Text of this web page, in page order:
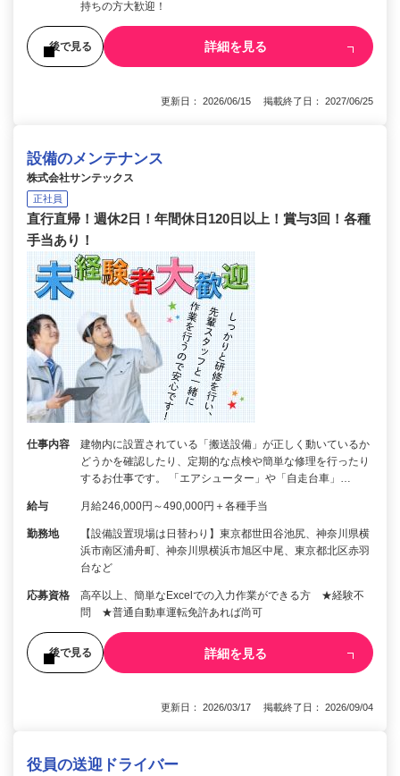
持ちの方大歓迎！
後で見る 詳細を見る
更新日： 2026/06/15 掲載終了日： 2027/06/25
設備のメンテナンス
株式会社サンテックス
正社員
直行直帰！週休2日！年間休日120日以上！賞与3回！各種
手当あり！
仕事内容
建物内に設置されている「搬送設備」が正しく動いているか
どうかを確認したり、定期的な点検や簡単な修理を行ったり
するお仕事です。 「エアシューター」や「自走台車」…
給与 月給246,000円～490,000円＋各種手当
勤務地
【設備設置現場は日替わり】東京都世田谷池尻、神奈川県横
浜市南区浦舟町、神奈川県横浜市旭区中尾、東京都北区赤羽
台など
応募資格
高卒以上、簡単なExcelでの入力作業ができる方 ★経験不
問 ★普通自動車運転免許あれば尚可
後で見る 詳細を見る
更新日： 2026/03/17 掲載終了日： 2026/09/04
役員の送迎ドライバー